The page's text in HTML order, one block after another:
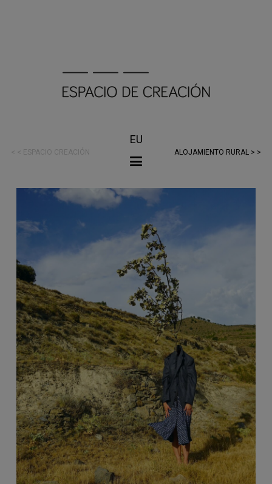
< < ESPACIO CREACIÓN
EU
ALOJAMIENTO RURAL > >